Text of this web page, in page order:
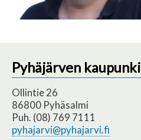
Pyhäjärven kaupunki
Ollintie 26
86800 Pyhäsalmi
Puh. (08) 769 7111
pyhajarvi@pyhajarvi.fi